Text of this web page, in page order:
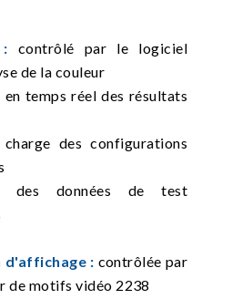
:contrôlé par le logiciel
de la couleur
temps réel des résultats
des configurations
des données de test
d'affichage : contrôlée par
de motifs vidéo 2238